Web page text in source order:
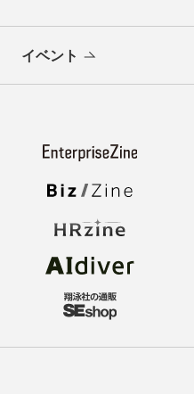
イベント